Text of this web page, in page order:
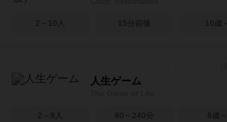
2～10人 15分前後 10歳～
人生ゲーム
2～8人 60～240分 8歳～